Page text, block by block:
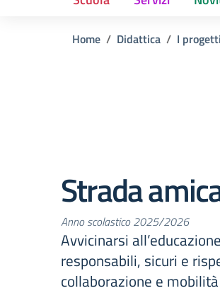
Home Didattica I
Strada
Anno scolastico 2025/2026
Avvicinarsi
responsabili, sicuri e
collaborazione e